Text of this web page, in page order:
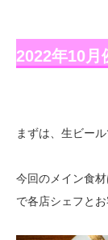
2022年10月
まずは、生ビー
今回のメイン食
で各店シェフと